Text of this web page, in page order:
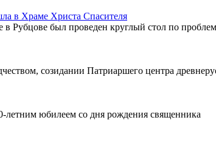
в Храме Христа Спасителя
Рубцове был проведен круглый стол по
созидании Патриаршего центра
летним юбилеем со дня рождения священника